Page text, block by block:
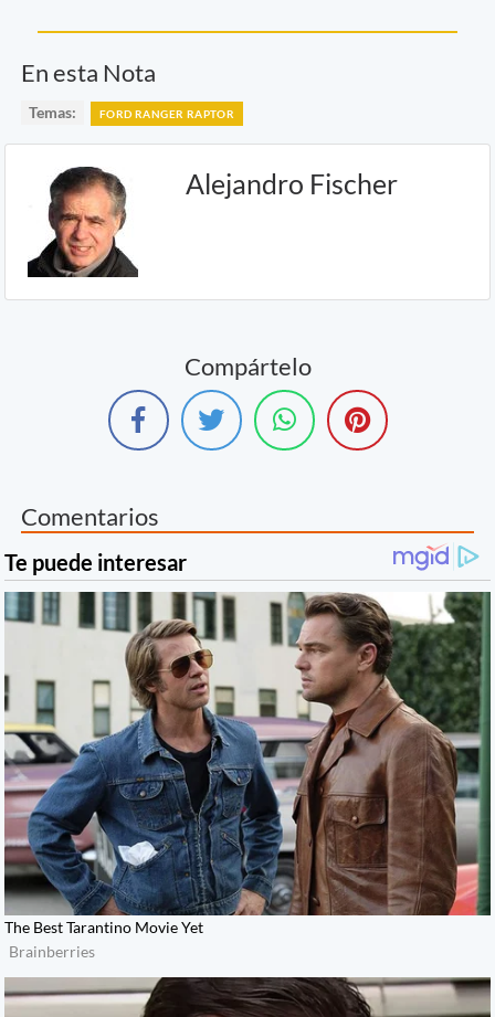
En esta Nota
Temas: FORD RANGER RAPTOR
Alejandro Fischer
Compártelo
Comentarios